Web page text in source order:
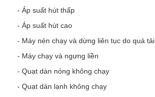
- Áp suất hút thấp
- Áp suất hút cao
- Máy nén chạy và dừng liên tục do quá tải
- Máy chạy và ngưng liền
- Quạt dàn nóng không chạy
- Quạt dàn lạnh không chạy